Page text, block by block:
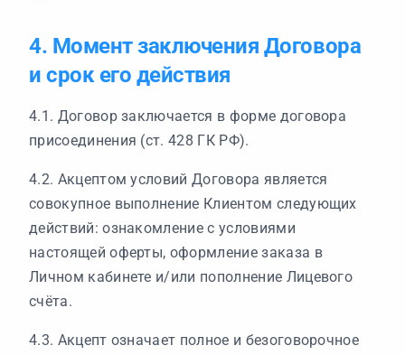
4. Момент заключения Договора
и срок его действия
4.1. Договор заключается в форме договора
присоединения (ст. 428 ГК РФ).
4.2. Акцептом условий Договора является
совокупное выполнение Клиентом следующих
действий: ознакомление с условиями
настоящей оферты, оформление заказа в
Личном кабинете и/или пополнение Лицевого
счёта.
4.3. Акцепт означает полное и безоговорочное